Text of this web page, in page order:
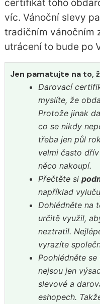
certifikát toho
víc. Vánoční slevy
tradičním vánočním
utrácení to bude po
Jen pamatujte na to,
Darovací
myslíte, že
Protože jinak
co se nikdy
třeba jen půl
velmi často
něco nakoupí.
Přečtěte si
například
Dohlédněte na
určitě využil,
neztratil.
vyrazíte
Poohlédněte se
nejsou jen
slevové a
eshopech.